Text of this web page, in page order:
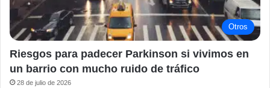
Otros
Riesgos para padecer Parkinson si vivimos en
un barrio con mucho ruido de tráfico
28 de julio de 2026